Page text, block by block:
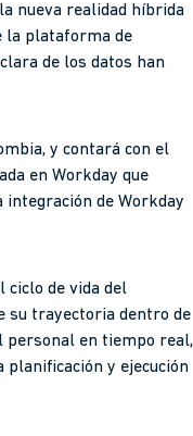
nueva realidad híbrida
la plataforma de
de los datos han
y contará con el
en Workday que
integración de Workday
ciclo de vida del
su trayectoria dentro de
personal en tiempo real,
y ejecución